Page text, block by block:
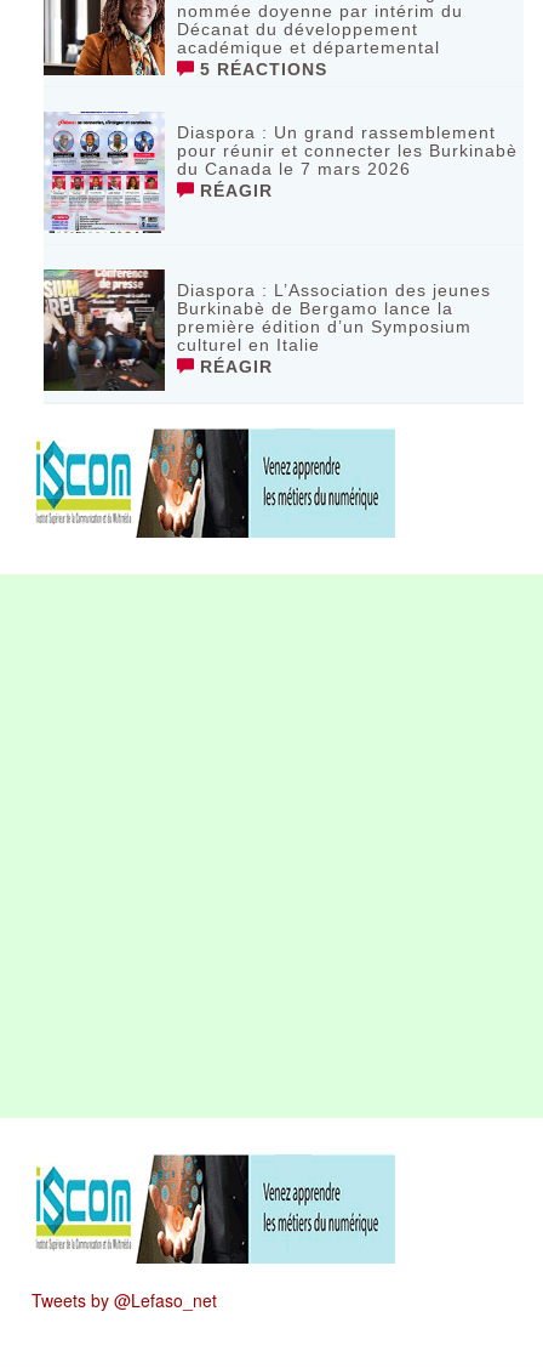
nommée doyenne par intérim du
Décanat du développement
académique et départemental
5 RÉACTIONS
Diaspora : Un grand rassemblement
pour réunir et connecter les Burkinabè
du Canada le 7 mars 2026
RÉAGIR
‎Diaspora : L’Association des jeunes
Burkinabè de Bergamo lance la
première édition d’un Symposium
culturel en Italie
RÉAGIR
Tweets by @Lefaso_net